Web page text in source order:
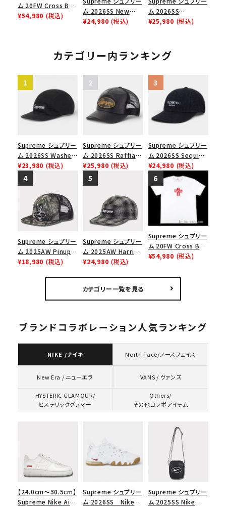
ム 20FW Cross Box
Logo Tee クロスボ
¥54,980 (税込)
ム 2026SS New
York Yankees New
エラ キャップ ブラック
¥24,980 (税込)
ム 2026SS
Pigment Coated S
ゴ 6パネル ネイビー
¥25,980 (税込)
カテゴリー内ランキング
Supreme シュプリー
ム 2026SS Washed
Chino Twill Camp
Cap ウォッシュド チ
ノツイル キャンプキャ
ップ ブラック
¥23,980 (税込)
Supreme シュプリー
ム 2026SS Raffia
Mesh Back 5-Panel
ラフィアメッシュバック
5パネルキャップ ブラ
¥25,980 (税込)
Supreme シュプリー
ム 2026SS Sequin
Denim Classic
Logo 6-Panel シ
ークインデニム クラ
シックロゴ 6パネルキ
¥24,980 (税込)
Supreme シュプリー
ム 2025AW Pinup
Mesh Back 5-Panel
バーHTC フォールカ
¥18,980 (税込)
Supreme シュプリー
ム 2025AW Harris
Tweed Camp Cap
¥24,980 (税込)
Supreme シュプリー
ム 20FW Cross Box
Logo Tee クロスボ
ワイト
¥54,980 (税込)
カテゴリー一覧を見る
ブランドコラボレーション人気ランキング
NIKE /ナイキ North Face/ノースフェイス
New Era / ニューエラ VANS / ヴァンズ
HYSTERIC GLAMOUR/
ヒステリックグラマー
Others/
その他コラボアイテム
【24.0cm～30.5cm】
Supreme Nike Air
Supreme シュプリー
ム 2026SS Nike
Supreme シュプリー
ム 2025SS Nike